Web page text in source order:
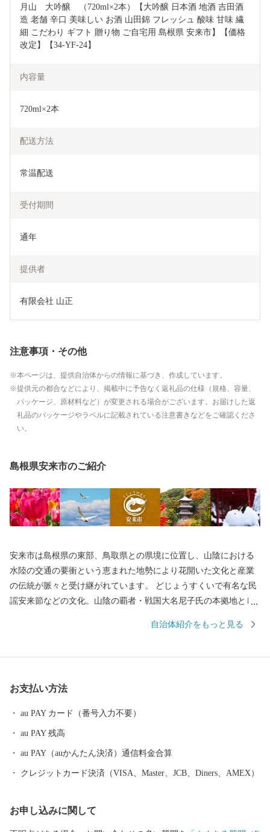
月山　大吟醸　（720ml×2本）【大吟醸 日本酒 地酒 吉田酒
造 老舗 辛口 美味しい お酒 山田錦 フレッシュ 酸味 甘味 繊
細 こだわり ギフト 贈り物 ご自宅用 島根県 安来市】【価格
改定】【34-YF-24】
内容量
720ml×2本
配送方法
常温配送
受付期間
通年
提供者
有限会社 山正
注意事項・その他
本ページは、提供自治体からの情報に基づき、作成しています。
提供元の都合などにより、掲載中に予告なく返礼品の仕様（規格、容量、
パッケージ、原材料など）が変更される場合がございます。お届けした返
礼品のパッケージやラベルに記載されている注意書きなどをご確認くださ
い。
島根県安来市のご紹介
安来市は島根県の東部、鳥取県との県境に位置し、山陰における
水陸の交通の要衝という恵まれた地勢により花開いた文化と産業
の伝統が脈々と受け継がれています。 どじょうすくいで有名な民
謡安来節などの文化。山陰の覇者・戦国大名尼子氏の本拠地とし
産業。海外からも高い評価を受ける足立美術館などの観光地。広
自治体紹介をもっと見る
お支払い方法
au PAY カード（番号入力不要）
au PAY 残高
au PAY（auかんたん決済）通信料金合算
クレジットカード決済（VISA、Master、JCB、Diners、AMEX）
お申し込みに関して